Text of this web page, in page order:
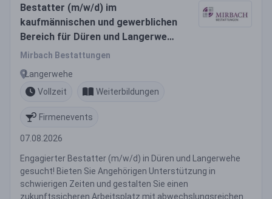
Bestatter (m/w/d) im
kaufmännischen und gewerblichen
Bereich für Düren und Langerwehe
in Vollzeit
Mirbach Bestattungen
Langerwehe
Vollzeit
Weiterbildungen
Firmenevents
07.08.2026
Engagierter Bestatter (m/w/d) in Düren und Langerwehe
gesucht! Bieten Sie Angehörigen Unterstützung in
schwierigen Zeiten und gestalten Sie einen
zukunftssicheren Arbeitsplatz mit abwechslungsreichen